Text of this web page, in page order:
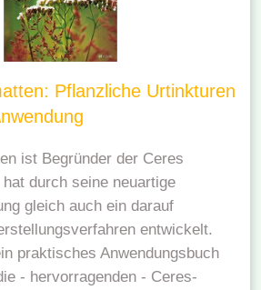
Pflanzliche Urtinkturen
ist Begründer der Ceres
durch seine neuartige
gleich auch ein darauf
entwickelt.
praktisches Anwendungsbuch
- hervorragenden - Ceres-